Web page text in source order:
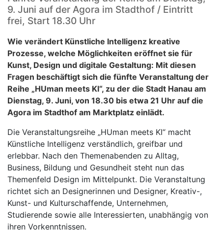
9. Juni auf der Agora im Stadthof / Eintritt
frei, Start 18.30 Uhr
Wie verändert Künstliche Intelligenz kreative
Prozesse, welche Möglichkeiten eröffnet sie für
Kunst, Design und digitale Gestaltung: Mit diesen
Fragen beschäftigt sich die fünfte Veranstaltung der
Reihe „HUman meets KI“, zu der die Stadt Hanau am
Dienstag, 9. Juni, von 18.30 bis etwa 21 Uhr auf die
Agora im Stadthof am Marktplatz einlädt.
Die Veranstaltungsreihe „HUman meets KI“ macht
Künstliche Intelligenz verständlich, greifbar und
erlebbar. Nach den Themenabenden zu Alltag,
Business, Bildung und Gesundheit steht nun das
Themenfeld Design im Mittelpunkt. Die Veranstaltung
richtet sich an Designerinnen und Designer, Kreativ-,
Kunst- und Kulturschaffende, Unternehmen,
Studierende sowie alle Interessierten, unabhängig von
ihren Vorkenntnissen.